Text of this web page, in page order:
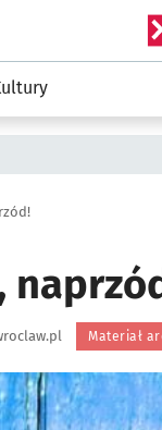
Materiał